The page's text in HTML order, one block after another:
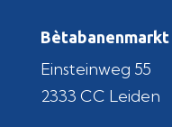
Bètabanenmarkt
Einsteinweg 55
2333 CC Leiden